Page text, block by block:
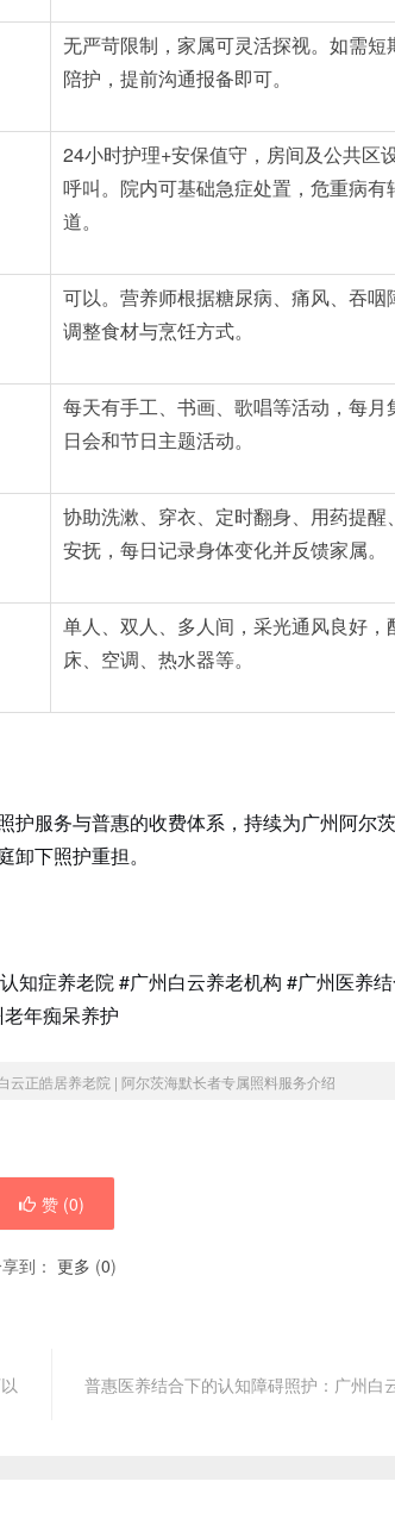
无严苛限制，家属可灵活探视。如需短
陪护，提前沟通报备即可。
24小时护理+安保值守，房间及公共区
呼叫。院内可基础急症处置，危重病有
道。
可以。营养师根据糖尿病、痛风、吞咽
调整食材与烹饪方式。
每天有手工、书画、歌唱等活动，每月
日会和节日主题活动。
协助洗漱、穿衣、定时翻身、用药提醒
安抚，每日记录身体变化并反馈家属。
单人、双人、多人间，采光通风良好，
床、空调、热水器等。
护服务与普惠的收费体系，持续为广州阿尔
下照护重担。
知症养老院 #广州白云养老机构 #广州医养
年痴呆养护
云正皓居养老院 | 阿尔茨海默长者专属照料服务介绍
赞 (0)
到： 更多 (0)
普惠医养结合下的认知障碍照护：广州白